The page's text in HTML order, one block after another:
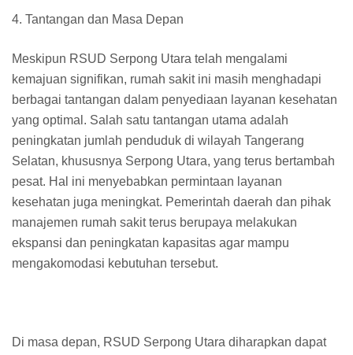
4. Tantangan dan Masa Depan
Meskipun RSUD Serpong Utara telah mengalami
kemajuan signifikan, rumah sakit ini masih menghadapi
berbagai tantangan dalam penyediaan layanan kesehatan
yang optimal. Salah satu tantangan utama adalah
peningkatan jumlah penduduk di wilayah Tangerang
Selatan, khususnya Serpong Utara, yang terus bertambah
pesat. Hal ini menyebabkan permintaan layanan
kesehatan juga meningkat. Pemerintah daerah dan pihak
manajemen rumah sakit terus berupaya melakukan
ekspansi dan peningkatan kapasitas agar mampu
mengakomodasi kebutuhan tersebut.
Di masa depan, RSUD Serpong Utara diharapkan dapat